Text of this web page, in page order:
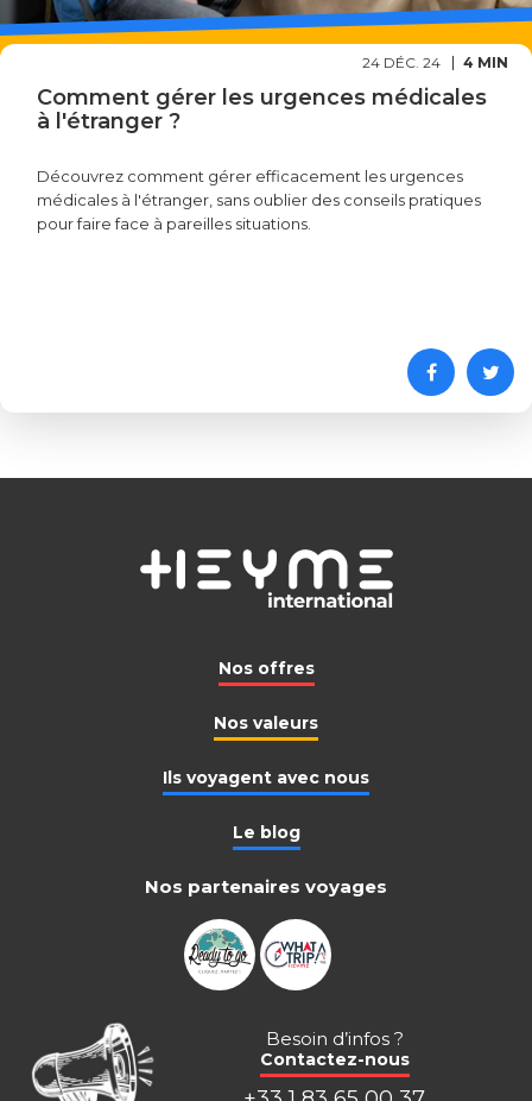
24 DÉC. 24 4 MIN
Comment gérer les urgences médicales
à l'étranger ?
Découvrez comment gérer efficacement les urgences
médicales à l'étranger, sans oublier des conseils pratiques
pour faire face à pareilles situations.
Nos offres
Nos valeurs
Ils voyagent avec nous
Le blog
Nos partenaires voyages
Besoin d’infos ?
Contactez-nous